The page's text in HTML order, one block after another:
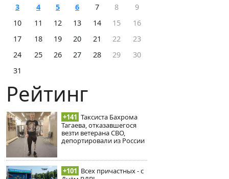
3
4 5 6 7 8
9
10
11 12 13 14 15
16
17
18 19 20 21 22
23
24
25 26 27 28 29
30
31
Рейтинг
+141 Таксиста Бахрома
Тагаева, отказавшегося
везти ветерана СВО,
депортировали из России
+101 Всех причастных - с